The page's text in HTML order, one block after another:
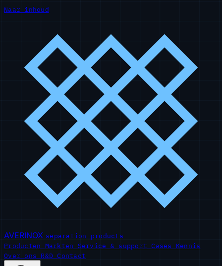
Naar inhoud
AVERINOX separation products
Producten Markten Service & support Cases Kennis
Over ons R&D Contact